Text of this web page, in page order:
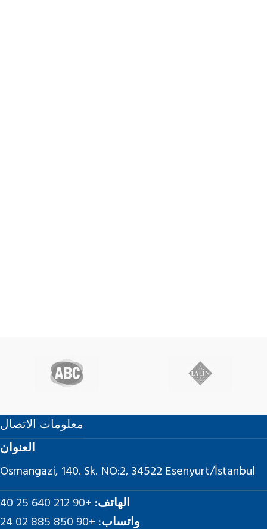
معلومات الاتصال
العنوان
Osmangazi, 140. Sk. NO:2, 34522 Esenyurt/İstanbul
الهاتف: +90 212 640 25 40
واتساب: +90 850 885 02 24